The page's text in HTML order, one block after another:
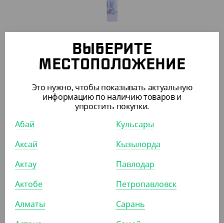
(2 751₸/ШТ)
КОР (8)
ПОХОЖИЕ ТОВАРЫ
ВЫБЕРИТЕ
МЕСТОПОЛОЖЕНИЕ
Это нужно, чтобы показывать актуальную
информацию по наличию товаров и
упростить покупки.
Абай
Аксай
Актау
Актобе
Алматы
Кульсары
Кызылорда
Павлодар
Петропавловск
Сарань